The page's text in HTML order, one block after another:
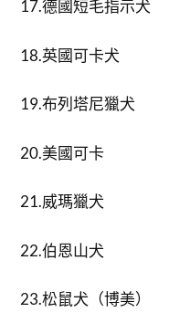
17.德國短毛指示犬
18.英國可卡犬
19.布列塔尼獵犬
20.美國可卡
21.威瑪獵犬
22.伯恩山犬
23.松鼠犬（博美）